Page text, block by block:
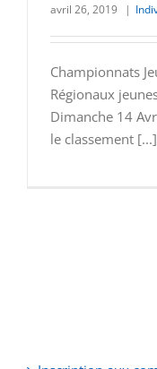
avril 26, 2019 |
Championnats
Régionaux
Dimanche 14
le classement [...]